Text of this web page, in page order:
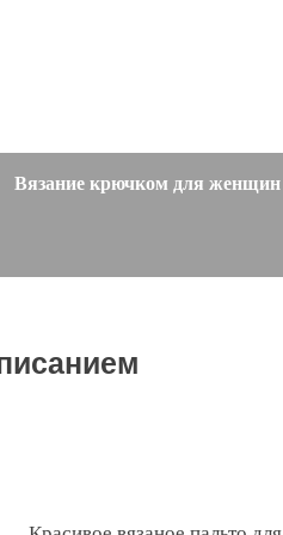
Вязание крючком для женщин